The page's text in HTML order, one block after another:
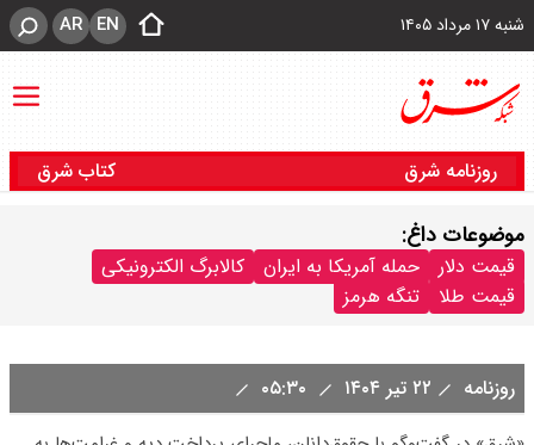
شنبه ۱۷ مرداد ۱۴۰۵ EN
AR
روزنامه شرق کتاب شرق
موضوعات داغ:
قیمت دلار حمله آمریکا به ایران
کالابرگ الکترونیکی
قیمت طلا
تنگه هرمز
روزنامه ۲۲ تیر ۱۴۰۴